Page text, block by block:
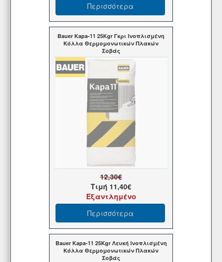
Περισσότερα
Bauer Kapa-11 25Kgr Γκρι Ινοπλισμένη
Κόλλα Θερμομονωτικών Πλακών
Σοβάς
12,30€
Τιμή 11,40€
Εξαντλημένο
Περισσότερα
Bauer Kapa-11 25Kgr Λευκή Ινοπλισμένη
Κόλλα Θερμομονωτικών Πλακών
Σοβάς